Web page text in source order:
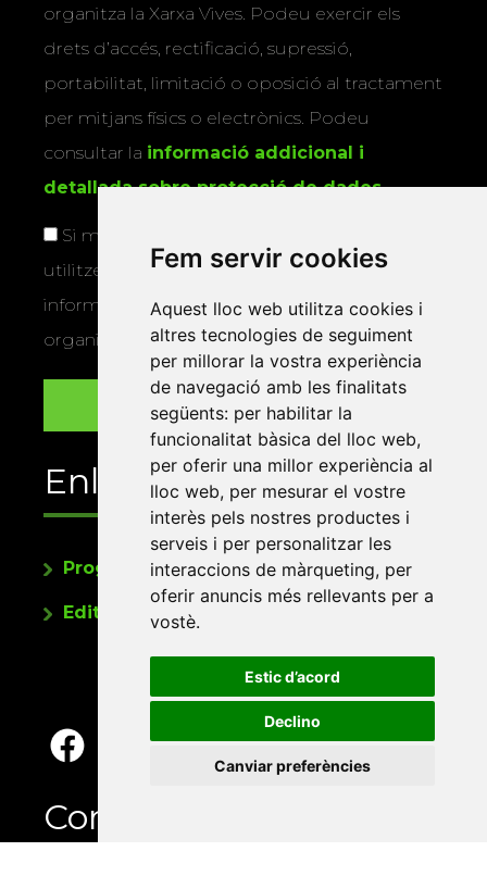
Fem servir cookies
Aquest lloc web utilitza cookies i
altres tecnologies de seguiment
per millorar la vostra experiència
de navegació amb les finalitats
següents: per habilitar la
funcionalitat bàsica del lloc web,
per oferir una millor experiència al
lloc web, per mesurar el vostre
interès pels nostres productes i
serveis i per personalitzar les
interaccions de màrqueting, per
oferir anuncis més rellevants per a
vostè.
Estic d’acord
Declino
Canviar preferències
organitza la Xarxa Vives. Podeu exercir els
drets d’accés, rectificació, supressió,
portabilitat, limitació o oposició al tractament
per mitjans físics o electrònics. Podeu
consultar la informació addicional i
detallada sobre protecció de dades.
Si marqueu aquesta casella, consentiu que
utilitzem les vostres dades per a enviar-vos
informació sobre els actes i activitats que
organitza la Xarxa Vives.
Enllaços
Programa de publicacions
Editorials universitàries a Twitter
Contacte